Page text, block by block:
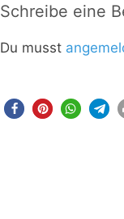
Schreibe eine
Du musst